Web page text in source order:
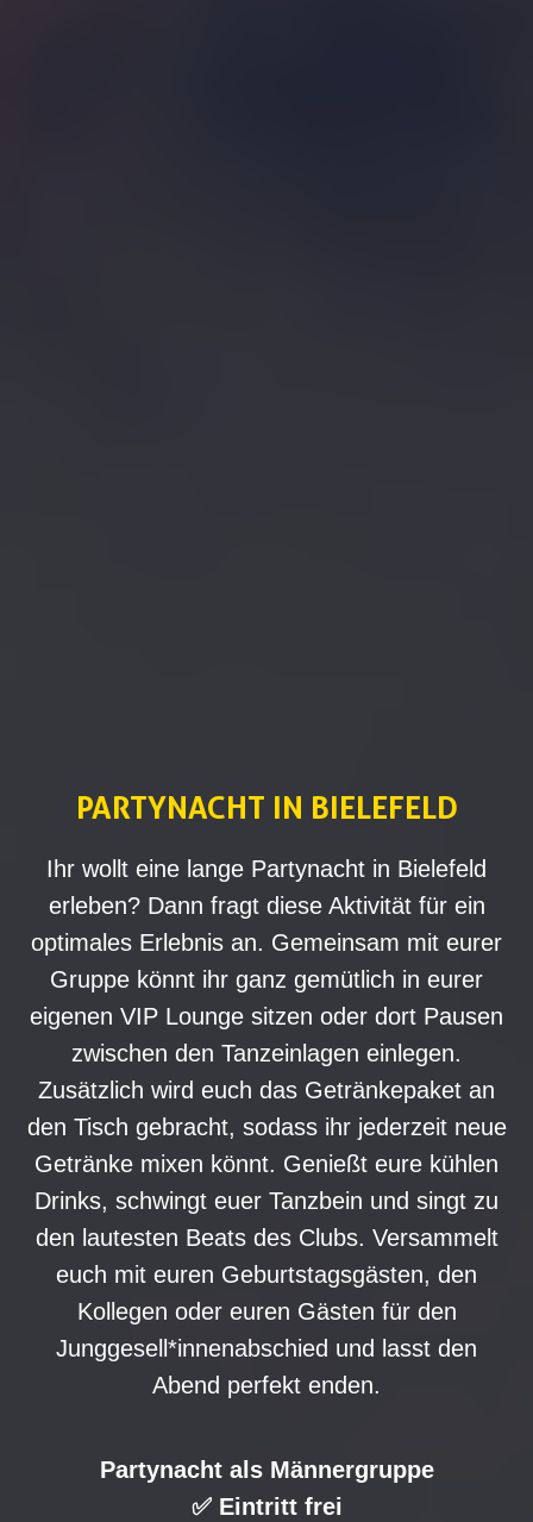
PARTYNACHT IN BIELEFELD
Ihr wollt eine lange Partynacht in Bielefeld
erleben? Dann fragt diese Aktivität für ein
optimales Erlebnis an. Gemeinsam mit eurer
Gruppe könnt ihr ganz gemütlich in eurer
eigenen VIP Lounge sitzen oder dort Pausen
zwischen den Tanzeinlagen einlegen.
Zusätzlich wird euch das Getränkepaket an
den Tisch gebracht, sodass ihr jederzeit neue
Getränke mixen könnt. Genießt eure kühlen
Drinks, schwingt euer Tanzbein und singt zu
den lautesten Beats des Clubs. Versammelt
euch mit euren Geburtstagsgästen, den
Kollegen oder euren Gästen für den
Junggesell*innenabschied und lasst den
Abend perfekt enden.
Partynacht als Männergruppe
✅ Eintritt frei